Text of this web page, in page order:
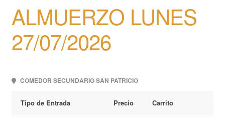
ALMUERZO LUNES
27/07/2026
COMEDOR SECUNDARIO SAN PATRICIO
Tipo de Entrada Precio Carrito